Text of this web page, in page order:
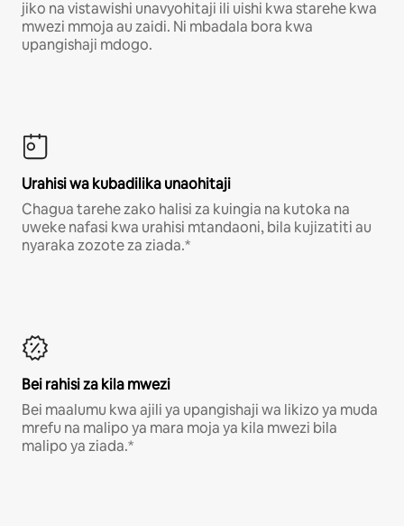
jiko na vistawishi unavyohitaji ili uishi kwa starehe kwa
mwezi mmoja au zaidi. Ni mbadala bora kwa
upangishaji mdogo.
Urahisi wa kubadilika unaohitaji
Chagua tarehe zako halisi za kuingia na kutoka na
uweke nafasi kwa urahisi mtandaoni, bila kujizatiti au
nyaraka zozote za ziada.*
Bei rahisi za kila mwezi
Bei maalumu kwa ajili ya upangishaji wa likizo ya muda
mrefu na malipo ya mara moja ya kila mwezi bila
malipo ya ziada.*